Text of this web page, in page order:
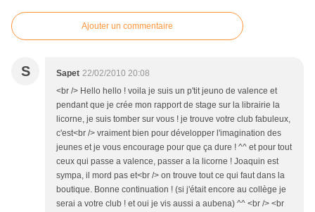
Ajouter un commentaire
S Sapet 22/02/2010 20:08
<br /> Hello hello ! voila je suis un p'tit jeuno de valence et
pendant que je crée mon rapport de stage sur la librairie la
licorne, je suis tomber sur vous ! je trouve votre club fabuleux,
c'est<br /> vraiment bien pour développer l'imagination des
jeunes et je vous encourage pour que ça dure ! ^^ et pour tout
ceux qui passe a valence, passer a la licorne ! Joaquin est
sympa, il mord pas et<br /> on trouve tout ce qui faut dans la
boutique. Bonne continuation ! (si j'était encore au collège je
serai a votre club ! et oui je vis aussi a aubena) ^^ <br /> <br